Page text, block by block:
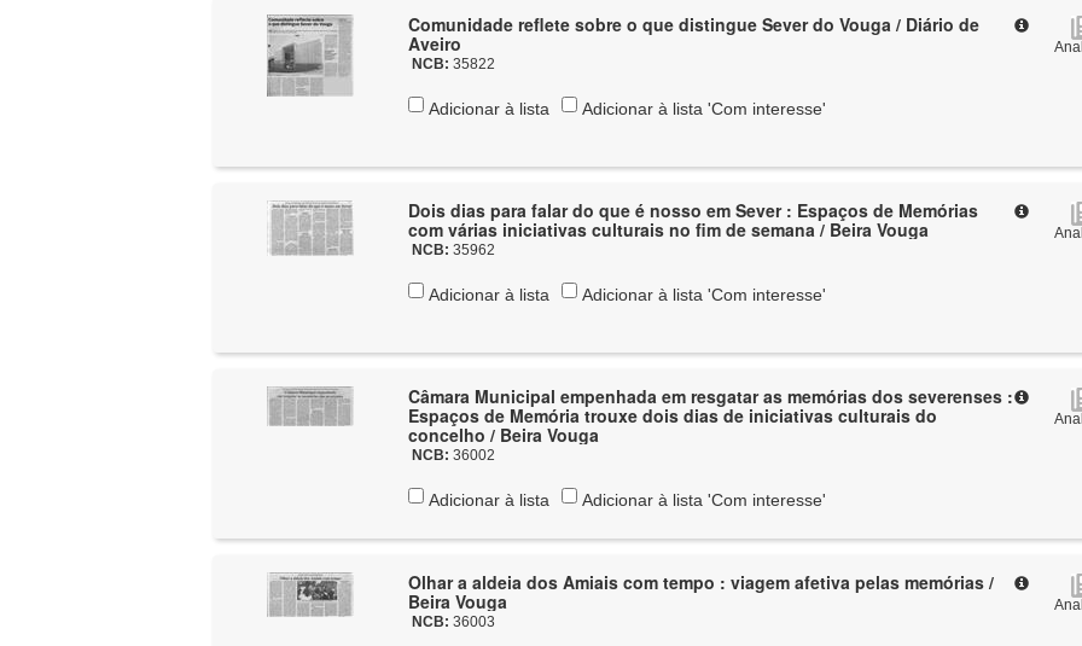
Comunidade reflete sobre o que distingue Sever do Vouga / Diário de
Aveiro
NCB:35822
Adicionar à lista Adicionar à lista 'Com interesse'
Dois dias para falar do que é nosso em Sever : Espaços de Memórias
com várias iniciativas culturais no fim de semana / Beira Vouga
NCB:35962
Adicionar à lista Adicionar à lista 'Com interesse'
Câmara Municipal empenhada em resgatar as memórias dos severenses :
Espaços de Memória trouxe dois dias de iniciativas culturais do
concelho / Beira Vouga
NCB:36002
Adicionar à lista Adicionar à lista 'Com interesse'
Olhar a aldeia dos Amiais com tempo : viagem afetiva pelas memórias /
Beira Vouga
NCB:36003